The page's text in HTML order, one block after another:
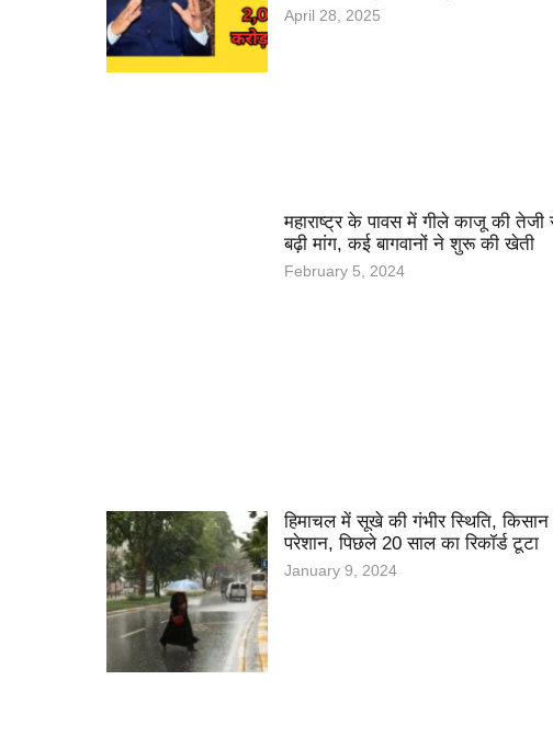
April 28, 2025
महाराष्ट्र के पावस में गीले काजू की तेजी
बढ़ी मांग, कई बागवानों ने शुरू की खेती
February 5, 2024
हिमाचल में सूखे की गंभीर स्थिति, किसान
परेशान, पिछले 20 साल का रिकॉर्ड टूटा
January 9, 2024